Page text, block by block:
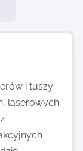
i tuszy
laserowych